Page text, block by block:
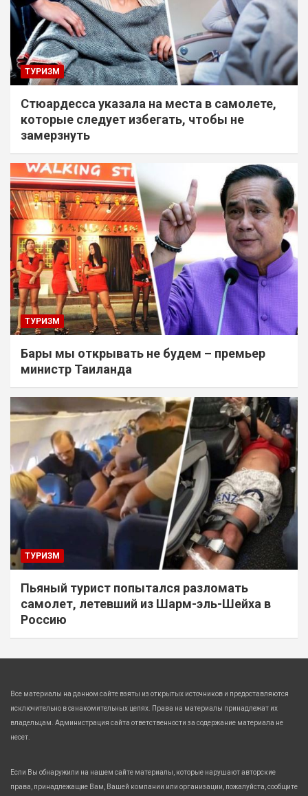
ТУРИЗМ
Стюардесса указала на места в самолете,
которые следует избегать, чтобы не
замерзнуть
ТУРИЗМ
Бары мы открывать не будем – премьер
министр Таиланда
ТУРИЗМ
Пьяный турист попытался разломать
самолет, летевший из Шарм-эль-Шейха в
Россию
Все материалы на данном сайте взяты из открытых источников и предоставляются
исключительно в ознакомительных целях. Права на материалы принадлежат их
владельцам. Администрация сайта ответственности за содержание материала не
несет.
Если Вы обнаружили на нашем сайте материалы, которые нарушают авторские
права, принадлежащие Вам, Вашей компании или организации, пожалуйста, сообщите